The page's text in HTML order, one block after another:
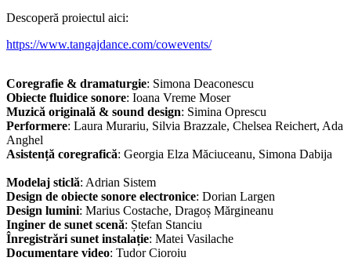
Descoperă proiectul aici:
https://www.tangajdance.com/cowevents/
Coregrafie & dramaturgie: Simona Deaconescu
Obiecte fluidice sonore: Ioana Vreme Moser
Muzică originală & sound design: Simina Oprescu
Performere: Laura Murariu, Silvia Brazzale, Chelsea Reichert, Ada
Anghel
Asistență coregrafică: Georgia Elza Măciuceanu, Simona Dabija
Modelaj sticlă: Adrian Sistem
Design de obiecte sonore electronice: Dorian Largen
Design lumini: Marius Costache, Dragoș Mărgineanu
Inginer de sunet scenă: Ștefan Stanciu
Înregistrări sunet instalație: Matei Vasilache
Documentare video: Tudor Cioroiu